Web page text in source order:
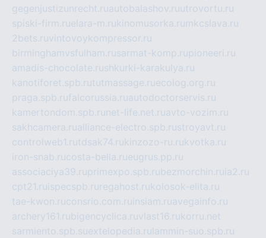
gegenjustizunrecht.ruautobalashov.ruutrovortu.ru
spiski-firm.ruelara-m.rukinomusorka.ru mkcslava.ru
2bets.ruvintovoykompressor.ru
birminghamvsfulham.rusarmat-komp.rupioneeri.ru
amadis-chocolate.rushkurki-karakulya.ru
kanotiforet.spb.rututmassage.ruecolog.org.ru
praga.spb.rufalcorussia.ruautodoctorservis.ru
kamertondom.spb.ru net-life.net.ruavto-vozim.ru
sakhcamera.rualliance-electro.spb.rustroyavt.ru
controlweb1.rutdsak74.rukinzozo-ru.rukvotka.ru
iron-snab.rucosta-bella.rueugrus.pp.ru
associaciya39.ruprimexpo.spb.rubezmorchin.ru ia2.ru
cpt21.ru ispecspb.ru regahost.rukolosok-elita.ru
tae-kwon.ruconsrio.com.ru insiam.ruavegainfo.ru
archery161.rubigencyclica.ruvlast16.rukorru.net
sarmiento.spb.suextelopedia.ru lammin-suo.spb.ru